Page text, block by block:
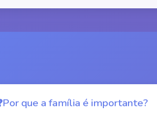
Por que a família é importante?